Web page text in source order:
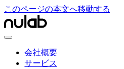
このページの本文へ移動する
会社概要
サービス